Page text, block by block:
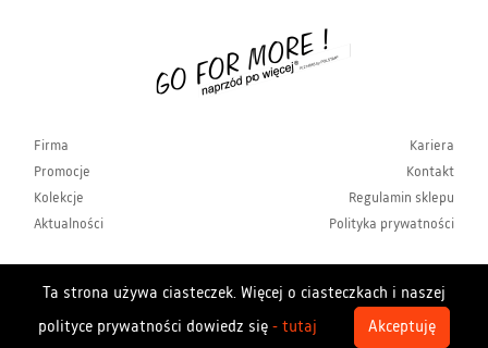
Ta strona używa ciasteczek. Więcej o ciasteczkach i naszej
polityce prywatności dowiedz się - tutaj Akceptuję
Firma
Promocje
Kolekcje
Aktualności
Kariera
Kontakt
Regulamin sklepu
Polityka prywatności
Copyrights Polstar 2026. All rights reserved. Polstar